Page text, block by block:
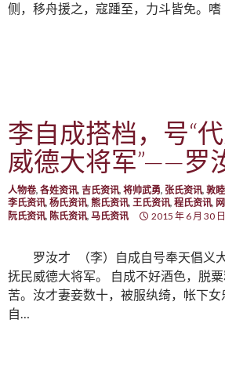
侧，移舟援之，寇踵至，力斗皆免。
李自成搭档，号“代
威德大将军”——罗
人物卷, 各姓资讯, 吉氏资讯, 将帅武勇, 张氏资讯, 敦
李氏资讯, 杨氏资讯, 熊氏资讯, 王氏资讯, 程氏资讯,
阮氏资讯, 陈氏资讯, 马氏资讯 2015 年 6 月 30 日
罗汝才 （李）自成自号奉天倡义
抚民威德大将军。 自成不好酒色，脱
苦。汝才妻妾数十，被服纨绮，帐下女
自…